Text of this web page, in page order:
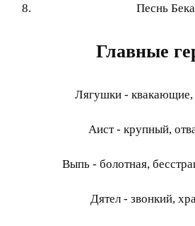
Песнь
Главные
Лягушки - квакающие,
Аист - крупный,
Выпь - болотная,
Дятел - звонкий,